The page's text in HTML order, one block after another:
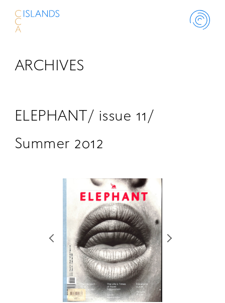
ABOUT
RETRACE
コンサート
ARCHIVES
ELEPHANT/ issue 11/
Summer 2012